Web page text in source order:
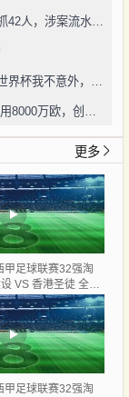
世界杯网络赌球敢碰？昆明警方端掉两个团伙抓42人，涉案流水超三千万
更多
甲足球联赛32强淘
VS 香港圣徒 全场
甲足球联赛32强淘